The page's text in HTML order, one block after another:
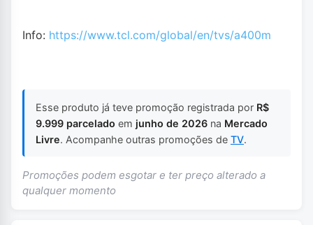
Info: https://www.tcl.com/global/en/tvs/a400m
Esse produto já teve promoção registrada por R$
9.999 parcelado em junho de 2026 na Mercado
Livre. Acompanhe outras promoções de TV.
Promoções podem esgotar e ter preço alterado a
qualquer momento